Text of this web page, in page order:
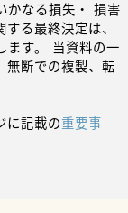
かなる損失・ 損害
る最終決定は、
ます。 当資料の一
無断での複製、転
に記載の重要事